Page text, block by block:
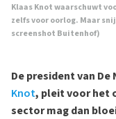
Klaas Knot waarschuwt
zelfs voor oorlog. Maar
screenshot Buitenhof)
De president van De
Knot, pleit voor het
sector mag dan